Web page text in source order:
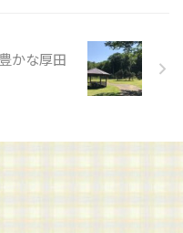
かな厚田